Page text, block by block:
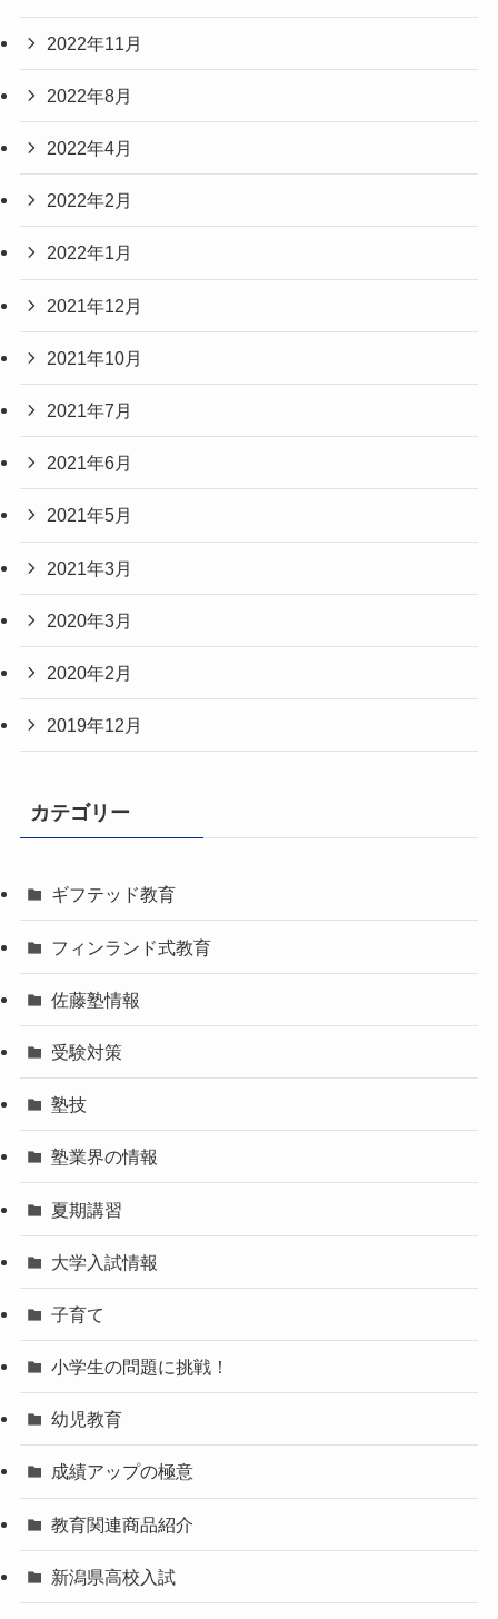
2022年11月
2022年8月
2022年4月
2022年2月
2022年1月
2021年12月
2021年10月
2021年7月
2021年6月
2021年5月
2021年3月
2020年3月
2020年2月
2019年12月
カテゴリー
ギフテッド教育
フィンランド式教育
佐藤塾情報
受験対策
塾技
塾業界の情報
夏期講習
大学入試情報
子育て
小学生の問題に挑戦！
幼児教育
成績アップの極意
教育関連商品紹介
新潟県高校入試